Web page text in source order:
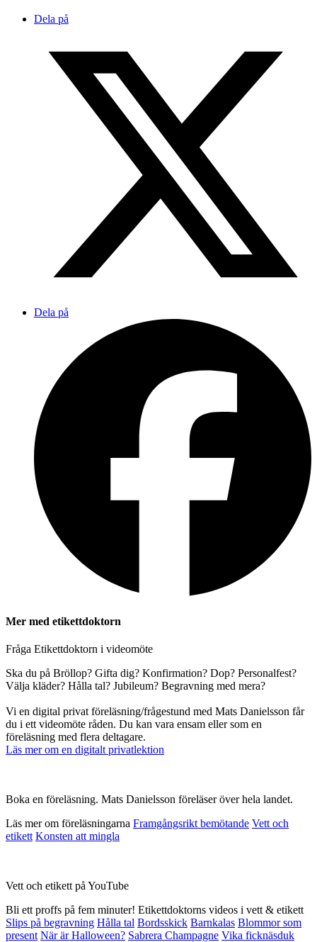
Dela på
Dela på
Mer med etikettdoktorn
Fråga Etikettdoktorn i videomöte
Ska du på Bröllop? Gifta dig? Konfirmation? Dop? Personalfest?
Välja kläder? Hålla tal? Jubileum? Begravning med mera?
Vi en digital privat föreläsning/frågestund med Mats Danielsson får
du i ett videomöte råden. Du kan vara ensam eller som en
föreläsning med flera deltagare.
Läs mer om en digitalt privatlektion
Boka en föreläsning. Mats Danielsson föreläser över hela landet.
Läs mer om föreläsningarna Framgångsrikt bemötande Vett och
etikett Konsten att mingla
Vett och etikett på YouTube
Bli ett proffs på fem minuter! Etikettdoktorns videos i vett & etikett
Slips på begravning Hålla tal Bordsskick Barnkalas Blommor som
present När är Halloween? Sabrera Champagne Vika ficknäsduk